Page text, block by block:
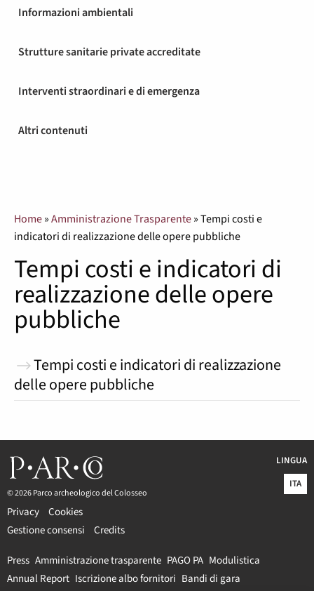
Informazioni ambientali
Strutture sanitarie private accreditate
Interventi straordinari e di emergenza
Altri contenuti
Home»Amministrazione Trasparente»Tempi costi e
indicatori di realizzazione delle opere pubbliche
Tempi costi e indicatori di
realizzazione delle opere
pubbliche
Tempi costi e indicatori di realizzazione
delle opere pubbliche
© 2026 Parco archeologico del Colosseo
Privacy
Cookies
Gestione consensi
Credits
LINGUA
ITA
Press Amministrazione trasparente PAGO PA Modulistica
Annual Report Iscrizione albo fornitori Bandi di gara